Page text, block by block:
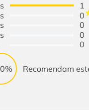
1
0
0
0
0
Recomendam